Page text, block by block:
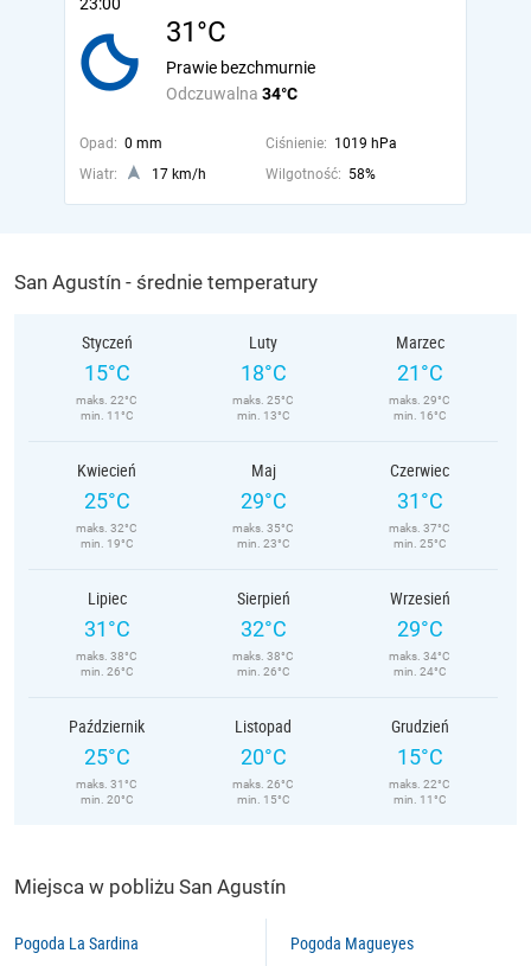
31°C
Odczuwalna 34°C
Prawie bezchmurnie
Opad: 0 mm Ciśnienie: 1019 hPa
Wiatr:
17 km/h Wilgotność: 58%
San Agustín - średnie temperatury
Styczeń
15°C
maks. 22°C
min. 11°C
Luty
18°C
maks. 25°C
min. 13°C
Marzec
21°C
maks. 29°C
min. 16°C
Kwiecień
25°C
maks. 32°C
min. 19°C
Maj
29°C
maks. 35°C
min. 23°C
Czerwiec
31°C
maks. 37°C
min. 25°C
Lipiec
31°C
maks. 38°C
min. 26°C
Sierpień
32°C
maks. 38°C
min. 26°C
Wrzesień
29°C
maks. 34°C
min. 24°C
Październik
25°C
maks. 31°C
min. 20°C
Listopad
20°C
maks. 26°C
min. 15°C
Grudzień
15°C
maks. 22°C
min. 11°C
Miejsca w pobliżu San Agustín
Pogoda La Sardina Pogoda Magueyes